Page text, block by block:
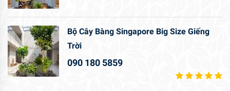
Bộ Cây Bàng Singapore Big Size Giếng
Trời
090 180 5859